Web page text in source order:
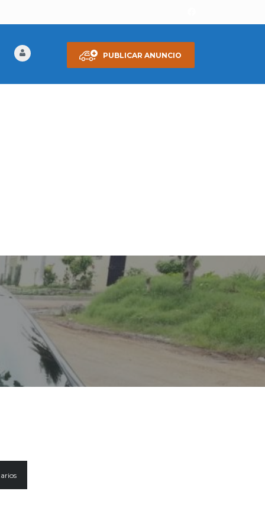
PUBLICAR ANUNCIO